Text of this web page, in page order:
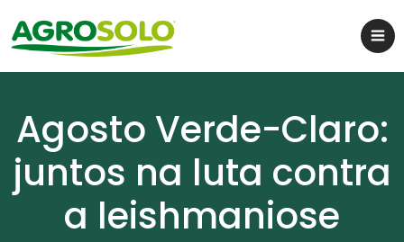
Agosto Verde-Claro:
juntos na luta contra
a leishmaniose